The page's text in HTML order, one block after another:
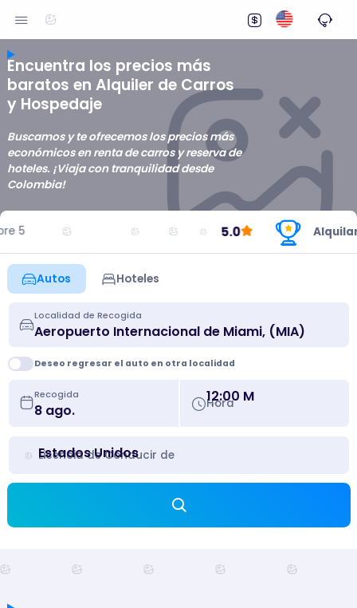
Encuentra los precios más
baratos en Alquiler de Carros
y Hospedaje
Buscamos y te ofrecemos los precios más
económicos en renta de carros y reserva de
hoteles. ¡Viaja con tranquilidad desde
Colombia!
Autos Hoteles
5.0 Alquilando
Localidad de Recogida
Deseo regresar el auto en otra localidad
Recogida
Hora
12:00 M
Licencia de Conducir de
Estados Unidos